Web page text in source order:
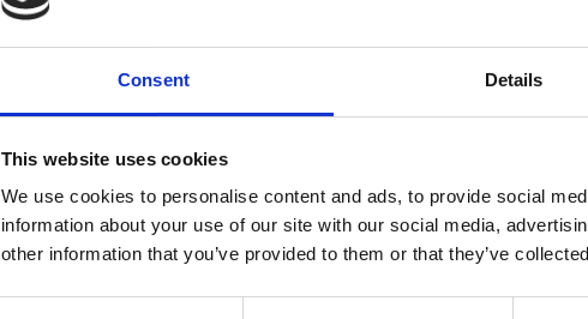
Consent Details
This website uses cookies
We use cookies to personalise content and ads, to provide social
information about your use of our site with our social media,
other information that you’ve provided to them or that they’ve